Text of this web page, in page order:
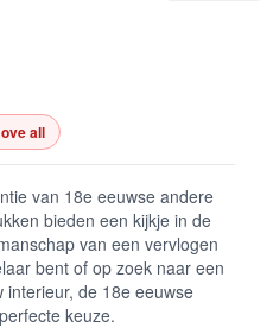
all
van 18e eeuwse andere
bieden een kijkje in de
van een vervlogen
bent of op zoek naar een
de 18e eeuwse
keuze.